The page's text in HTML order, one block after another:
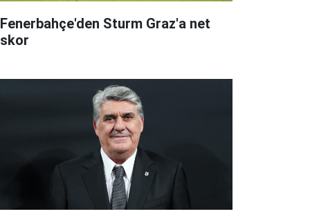
Fenerbahçe'den Sturm Graz'a net
skor